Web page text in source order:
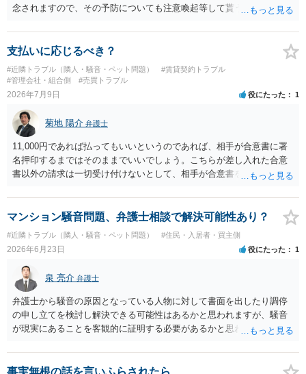
念されますので、その予防についても注意喚起等して貰うと良いかと
支払いに応じるべき？
#近隣トラブル（隣人・騒音・ペット問題）
#賃貸契約トラブル
#管理会社・組合側
#売買トラブル
2026年7月9日 役にたった 1
菊地 陽介 弁護士
11,000円であれば払ってもいいというのであれば、相手が合意書に署
名押印するまではそのままでいいでしょう。こちらが差し入れた合意
書以外の請求は一切受け付けないとして、相手が合意書を作成するま
入れてしまっているということなので、もし11,000円の支払い合意も
撤回したいというのであれば、できれば内容証明で先方の支払いの請
求について一切応じるつもりがない旨を書面で伝えたうえで、先に差
し入れた合意書は撤回すると明確に示す必要があります。
マンション騒音問題、弁護士相談で解決可能性あり？
#近隣トラブル（隣人・騒音・ペット問題） #住民・入居者・買主側
2026年6月23日 役にたった 1
泉 亮介 弁護士
弁護士から騒音の原因となっている人物に対して書面を出したり調停
の申し立てを検討し解決できる可能性はあるかと思われますが、騒音
が現実にあることを客観的に証明する必要があるかと思われます。
事実無根の話を言いふらされたら